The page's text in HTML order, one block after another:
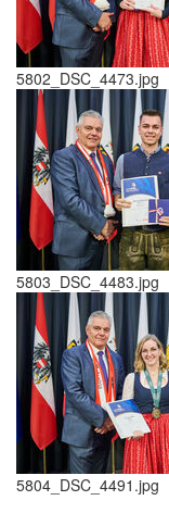
5802_DSC_4473.jpg
5803_DSC_4483.jpg
5804_DSC_4491.jpg